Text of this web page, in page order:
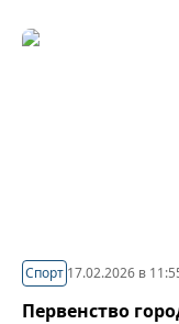
Спорт 17.02.2026 в
Первенство